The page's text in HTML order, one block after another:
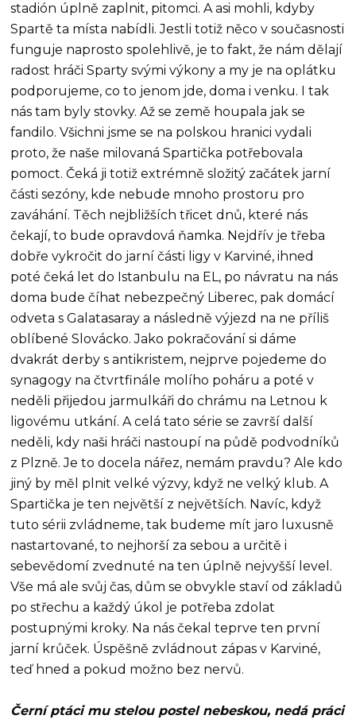
stadión úplně zaplnit, pitomci. A asi mohli, kdyby
Spartě ta místa nabídli. Jestli totiž něco v současnosti
funguje naprosto spolehlivě, je to fakt, že nám dělají
radost hráči Sparty svými výkony a my je na oplátku
podporujeme, co to jenom jde, doma i venku. I tak
nás tam byly stovky. Až se země houpala jak se
fandilo. Všichni jsme se na polskou hranici vydali
proto, že naše milovaná Spartička potřebovala
pomoct. Čeká ji totiž extrémně složitý začátek jarní
části sezóny, kde nebude mnoho prostoru pro
zaváhání. Těch nejbližších třicet dnů, které nás
čekají, to bude opravdová ňamka. Nejdřív je třeba
dobře vykročit do jarní části ligy v Karviné, ihned
poté čeká let do Istanbulu na EL, po návratu na nás
doma bude číhat nebezpečný Liberec, pak domácí
odveta s Galatasaray a následně výjezd na ne příliš
oblíbené Slovácko. Jako pokračování si dáme
dvakrát derby s antikristem, nejprve pojedeme do
synagogy na čtvrtfinále molího poháru a poté v
neděli přijedou jarmulkáři do chrámu na Letnou k
ligovému utkání. A celá tato série se završí další
neděli, kdy naši hráči nastoupí na půdě podvodníků
z Plzně. Je to docela nářez, nemám pravdu? Ale kdo
jiný by měl plnit velké výzvy, když ne velký klub. A
Spartička je ten největší z největších. Navíc, když
tuto sérii zvládneme, tak budeme mít jaro luxusně
nastartované, to nejhorší za sebou a určitě i
sebevědomí zvednuté na ten úplně nejvyšší level.
Vše má ale svůj čas, dům se obvykle staví od základů
po střechu a každý úkol je potřeba zdolat
postupnými kroky. Na nás čekal teprve ten první
jarní krůček. Úspěšně zvládnout zápas v Karviné,
teď hned a pokud možno bez nervů.
Černí ptáci mu stelou postel nebeskou, nedá práci